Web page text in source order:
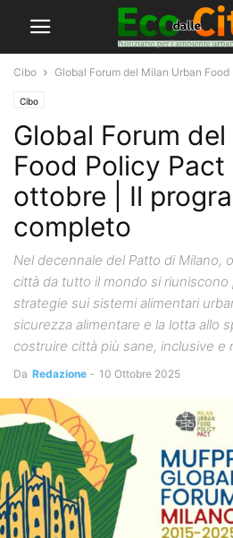
Cibo Global Forum del Milan Urban
Cibo
Global Forum
Food Policy Pact
ottobre | Il
completo
Nel decennale del Patto di Milano,
città da tutto il mondo si
strategie sui sistemi alimentari
sicurezza alimentare e la lotta allo
costruire città più sane, inclusive e
Da Redazione - 10 Ottobre 2025